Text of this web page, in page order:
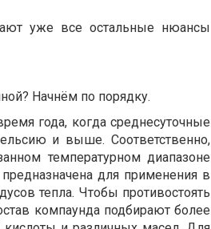
уже все остальные нюансы
Начнём по порядку.
года, когда среднесуточные
и выше. Соответственно,
температурном диапазоне
для применения в
тепла. Чтобы противостоять
компаунда подбирают более